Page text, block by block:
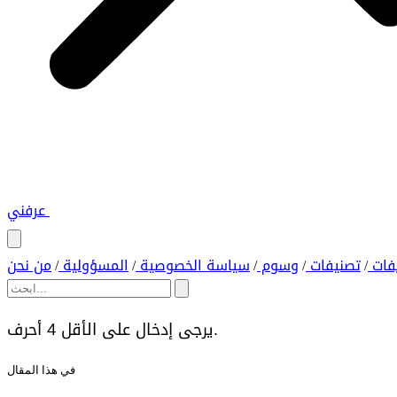
عرفني
/ تصنيفات/ وسوم/ سياسة الخصوصية/ المسؤولية/ من نحن
يرجى إدخال على الأقل 4 أحرف.
في هذا المقال